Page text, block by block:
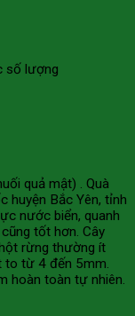
số lượng
quả mật) . Quà
huyện Bắc Yên, tỉnh
nước biển, quanh
tốt hơn. Cây
rừng thường ít
to từ 4 đến 5mm.
hoàn toàn tự nhiên.